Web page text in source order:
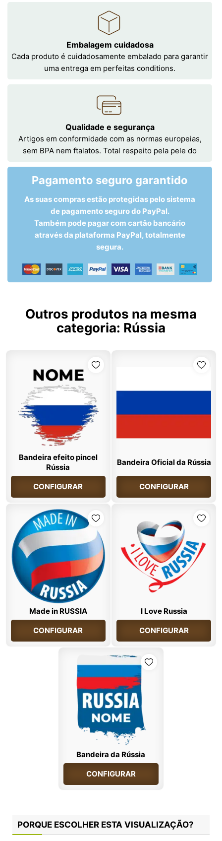
Embalagem cuidadosa
Cada produto é cuidadosamente embalado para garantir
uma entrega em perfeitas conditions.
Qualidade e segurança
Artigos em conformidade com as normas europeias,
sem BPA nem ftalatos. Total respeito pela pele do
Pagamento seguro garantido
As suas compras estão protegidas pelo sistema
de pagamento seguro do PayPal.
Também pode pagar com cartão bancário
através da plataforma PayPal, totalmente
segura.
Outros produtos na mesma
categoria: Rússia
Bandeira efeito pincel
Rússia
CONFIGURAR
Bandeira Oficial da Rússia
CONFIGURAR
Made in RUSSIA
CONFIGURAR
I Love Russia
CONFIGURAR
Bandeira da Rússia
CONFIGURAR
PORQUE ESCOLHER ESTA VISUALIZAÇÃO?